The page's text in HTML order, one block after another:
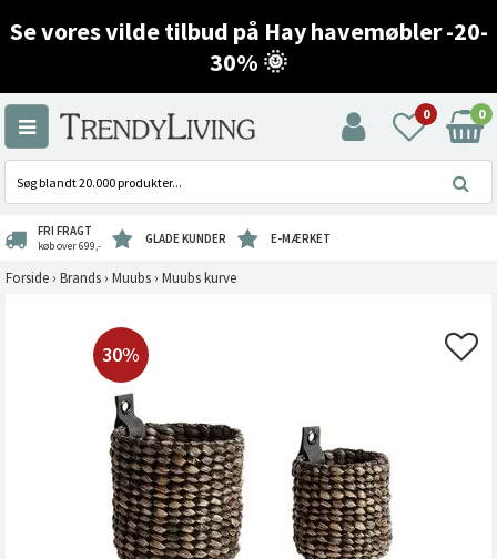
Se vores vilde tilbud på Hay havemøbler -20-
30% 🌞
0 0
FRI FRAGT
køb over 699,- GLADE KUNDER E-MÆRKET
Forside › Brands › Muubs › Muubs kurve
30%